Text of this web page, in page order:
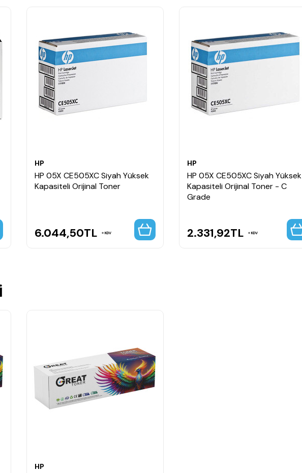
HP
HP 05X CE505XC Siyah Yüksek
Kapasiteli Orijinal Toner
6.044,50TL KDV
HP
HP 05X CE505XC Siyah Yüksek
Kapasiteli Orijinal Toner - C
Grade
2.331,92TL KDV
HP